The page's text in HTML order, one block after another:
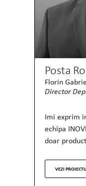
Posta
Florin
Director
Imi exprim
echipa
doar
VEZI